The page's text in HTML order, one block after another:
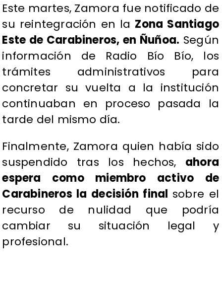
Este martes, Zamora fue notificado de
su reintegración en la Zona Santiago
Este de Carabineros, en Ñuñoa. Según
información de Radio Bío Bío, los
trámites administrativos para
concretar su vuelta a la institución
continuaban en proceso pasada la
tarde del mismo día.
Finalmente, Zamora quien había sido
suspendido tras los hechos, ahora
espera como miembro activo de
Carabineros la decisión final sobre el
recurso de nulidad que podría
cambiar su situación legal y
profesional.